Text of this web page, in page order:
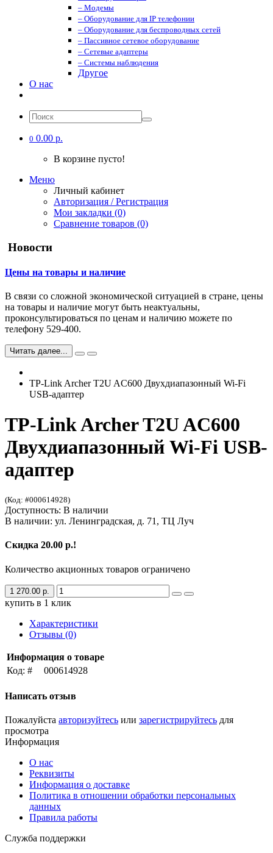
– Модемы
– Оборудование для IP телефонии
– Оборудование для беспроводных сетей
– Пассивное сетевое оборудование
– Сетевые адаптеры
– Системы наблюдения
Другое
О нас
0 0.00 р.
В корзине пусто!
Меню
Личный кабинет
Авторизация / Регистрация
Мои закладки (0)
Сравнение товаров (0)
Новости
Цены на товары и наличие
В связи со сложной экономической ситуацией в стране, цены
на товары и наличие могут быть неактуальны,
проконсультироваться по ценам и наличию можете по
телефону 529-400.
Читать далее...
TP-Link Archer T2U AC600 Двухдиапазонный Wi-Fi
USB-адаптер
TP-Link Archer T2U AC600
Двухдиапазонный Wi-Fi USB-
адаптер
(Код: #000614928)
Доступность: В наличии
В наличии: ул. Ленинградская, д. 71, ТЦ Луч
Скидка 20.00 р.!
Количество акционных товаров ограничено
1 270.00 р.
купить в 1 клик
Характеристики
Отзывы (0)
Информация о товаре
Код: #
000614928
Написать отзыв
Пожалуйста авторизуйтесь или зарегистрируйтесь для
просмотра
Информация
О нас
Реквизиты
Информация о доставке
Политика в отношении обработки персональных
данных
Правила работы
Служба поддержки